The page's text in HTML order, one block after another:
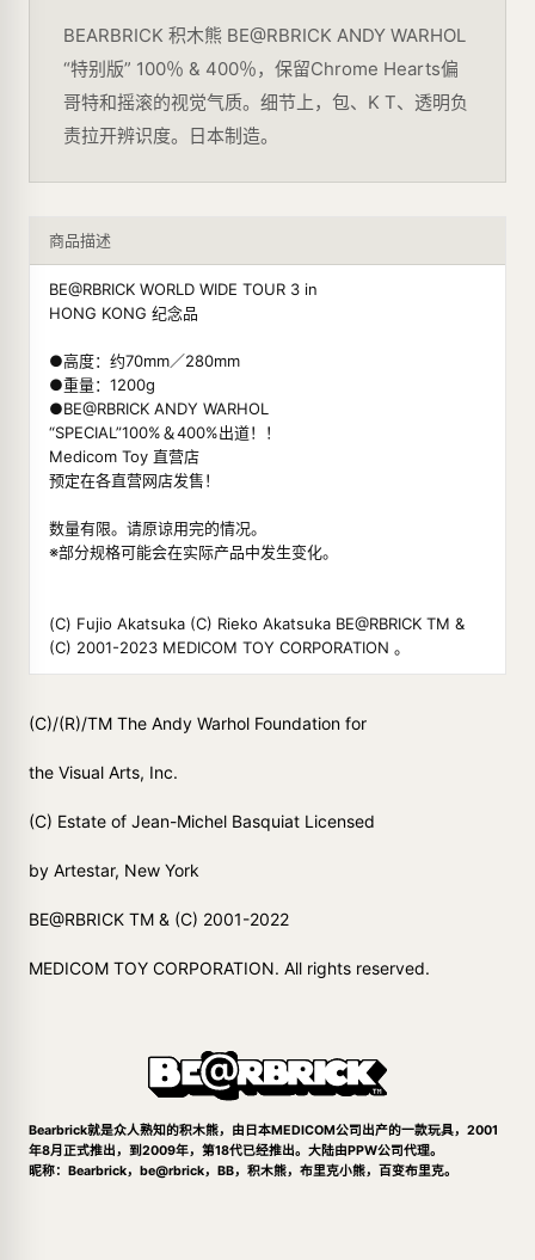
BEARBRICK 积木熊 BE@RBRICK ANDY WARHOL
“特别版” 100％ & 400％，保留Chrome Hearts偏
哥特和摇滚的视觉气质。细节上，包、K T、透明负
责拉开辨识度。日本制造。
商品描述
BE@RBRICK WORLD WIDE TOUR 3 in
HONG KONG 纪念品
●高度：约70mm／280mm
●重量：1200g
●BE@RBRICK ANDY WARHOL
“SPECIAL”100%＆400%出道！！
Medicom Toy 直营店
预定在各直营网店发售！
数量有限。请原谅用完的情况。
※部分规格可能会在实际产品中发生变化。
(C) Fujio Akatsuka (C) Rieko Akatsuka BE@RBRICK TM &
(C) 2001-2023 MEDICOM TOY CORPORATION 。
(C)/(R)/TM The Andy Warhol Foundation for
the Visual Arts, Inc.
(C) Estate of Jean-Michel Basquiat Licensed
by Artestar, New York
BE@RBRICK TM & (C) 2001-2022
MEDICOM TOY CORPORATION. All rights reserved.
Bearbrick就是众人熟知的积木熊，由日本MEDICOM公司出产的一款玩具，2001
年8月正式推出，到2009年，第18代已经推出。大陆由PPW公司代理。
昵称：Bearbrick，be@rbrick，BB，积木熊，布里克小熊，百变布里克。